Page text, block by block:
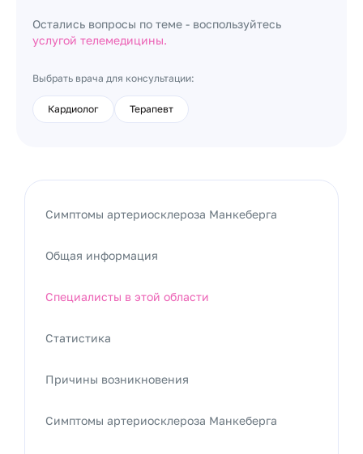
Остались вопросы по теме - воспользуйтесь
услугой телемедицины.
Выбрать врача для консультации:
Кардиолог Терапевт
Симптомы артериосклероза Манкеберга
Общая информация
Специалисты в этой области
Статистика
Причины возникновения
Симптомы артериосклероза Манкеберга